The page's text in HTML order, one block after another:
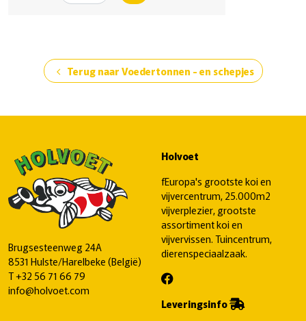
chevron_left Terug naar Voedertonnen - en schepjes
Brugsesteenweg 24A
8531 Hulste/Harelbeke (België)
T+32 56 71 66 79
info@holvoet.com
Holvoet
fEuropa's grootste koi en
vijvercentrum, 25.000m2
vijverplezier, grootste
assortiment koi en
vijvervissen. Tuincentrum,
dierenspeciaalzaak.
Leveringsinfo